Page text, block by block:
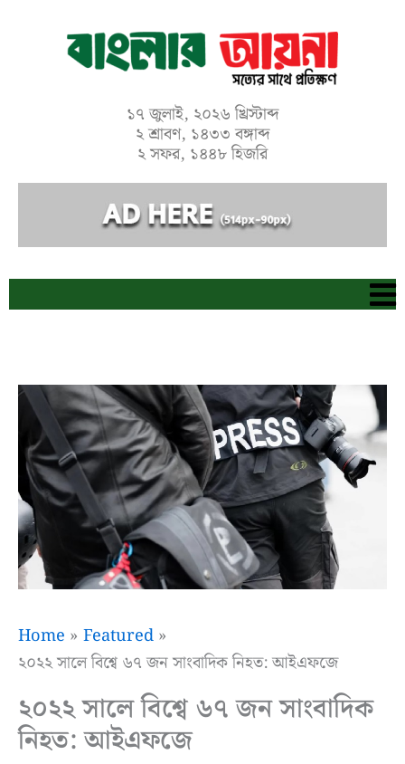
১৭ জুলাই, ২০২৬ খ্রিস্টাব্দ
২ শ্রাবণ, ১৪৩৩ বঙ্গাব্দ
২ সফর, ১৪৪৮ হিজরি
Home
Featured
২০২২ সালে বিশ্বে ৬৭ জন সাংবাদিক নিহত: আইএফজে
২০২২ সালে বিশ্বে ৬৭ জন সাংবাদিক
নিহত: আইএফজে